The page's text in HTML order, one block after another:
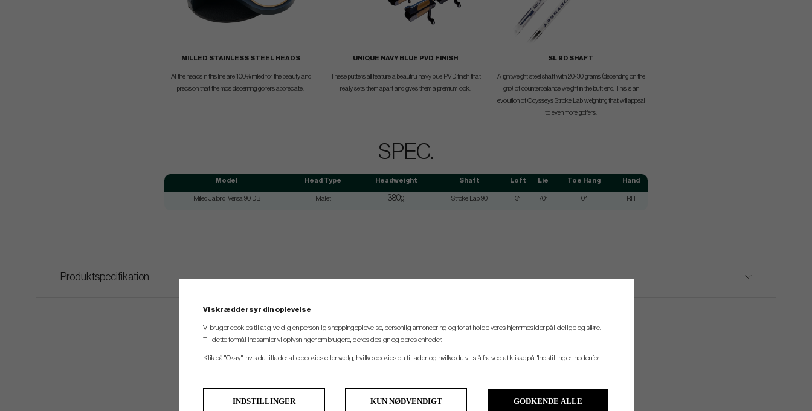
MILLED STAINLESS STEEL HEADS
All the heads in this line are 100% milled for the beauty and
precision that the mos discerning golfers appreciate.
UNIQUE NAVY BLUE PVD FINISH
These putters all feature a beautiful navy blue PVD finish that
really sets them apart and gives them a premium look.
SL 90 SHAFT
A lightweight steel shaft with 20-30 grams (depending on the
grip) of counterbalance weight in the butt end. This is an
evolution of Odysseys Stroke Lab weighting that will appeal
to even more golfers.
SPEC.
Model Head Type Headweight Shaft Loft Lie Toe Hang Hand
Milled Jailbird Versa 90 DB Mallet 380g Stroke Lab 90 3° 70° 0° RH
Produktspecifikation
Vi skræddersyr din oplevelse
Vi bruger cookies til at give dig en personlig shoppingoplevelse, personlig annoncering og for at holde vores hjemmesider pålidelige og sikre.
Til dette formål indsamler vi oplysninger om brugere, deres design og deres enheder.
Klik på "Okay", hvis du tillader alle cookies eller vælg, hvilke cookies du tillader, og hvilke du vil slå fra ved at klikke på "Indstillinger" nedenfor.
INDSTILLINGER KUN NØDVENDIGT GODKENDE ALLE